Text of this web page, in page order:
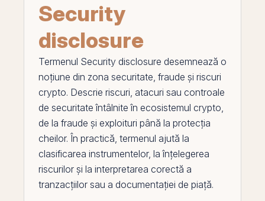
Security
disclosure
Termenul Security disclosure desemnează o
noțiune din zona securitate, fraude și riscuri
crypto. Descrie riscuri, atacuri sau controale
de securitate întâlnite în ecosistemul crypto,
de la fraude și exploituri până la protecția
cheilor. În practică, termenul ajută la
clasificarea instrumentelor, la înțelegerea
riscurilor și la interpretarea corectă a
tranzacțiilor sau a documentației de piață.